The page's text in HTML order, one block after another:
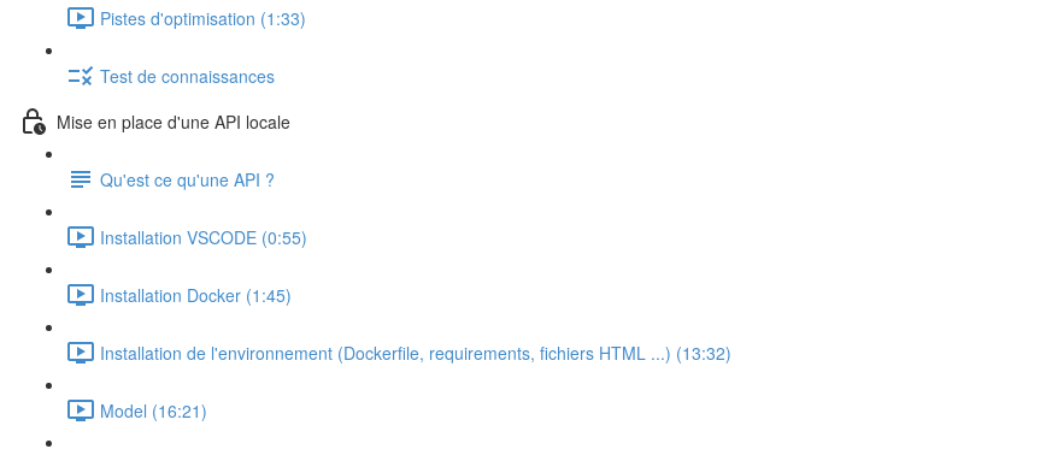
Pistes d'optimisation (1:33)
Test de connaissances
Mise en place d'une API locale
Qu'est ce qu'une API ?
Installation VSCODE (0:55)
Installation Docker (1:45)
Installation de l'environnement (Dockerfile, requirements, fichiers HTML ...) (13:32)
Model (16:21)